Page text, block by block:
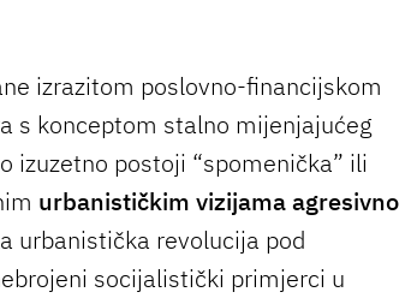
izrazitom poslovno-financijskom
s konceptom stalno mijenjajućeg
izuzetno postoji “spomenička” ili
urbanističkim vizijama agresivno
urbanistička revolucija pod
socijalistički primjerci u